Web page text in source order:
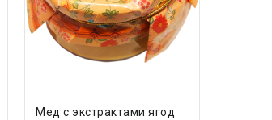
ДОБАВИТЬ В КОРЗИНУ
Мед с экстрактами ягод